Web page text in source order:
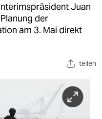
Juan
der
am 3. Mai direkt
teilen